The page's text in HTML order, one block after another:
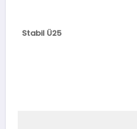
Stabil Ü25